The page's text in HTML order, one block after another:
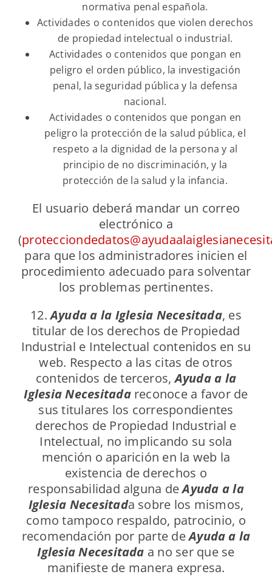
normativa penal española.
Actividades o contenidos que violen derechos
de propiedad intelectual o industrial.
Actividades o contenidos que pongan en
peligro el orden público, la investigación
penal, la seguridad pública y la defensa
nacional.
Actividades o contenidos que pongan en
peligro la protección de la salud pública, el
respeto a la dignidad de la persona y al
principio de no discriminación, y la
protección de la salud y la infancia.
El usuario deberá mandar un correo
electrónico a
(
para que los administradores inicien el
procedimiento adecuado para solventar
los problemas pertinentes.
12.Ayuda a la Iglesia Necesitada, es
titular de los derechos de Propiedad
Industrial e Intelectual contenidos en su
web. Respecto a las citas de otros
contenidos de terceros,Ayuda a la
Iglesia Necesitadareconoce a favor de
sus titulares los correspondientes
derechos de Propiedad Industrial e
Intelectual, no implicando su sola
mención o aparición en la web la
existencia de derechos o
responsabilidad alguna deAyuda a la
Iglesia Necesitada sobre los mismos,
como tampoco respaldo, patrocinio, o
recomendación por parte deAyuda a la
Iglesia Necesitada a no ser que se
manifieste de manera expresa.